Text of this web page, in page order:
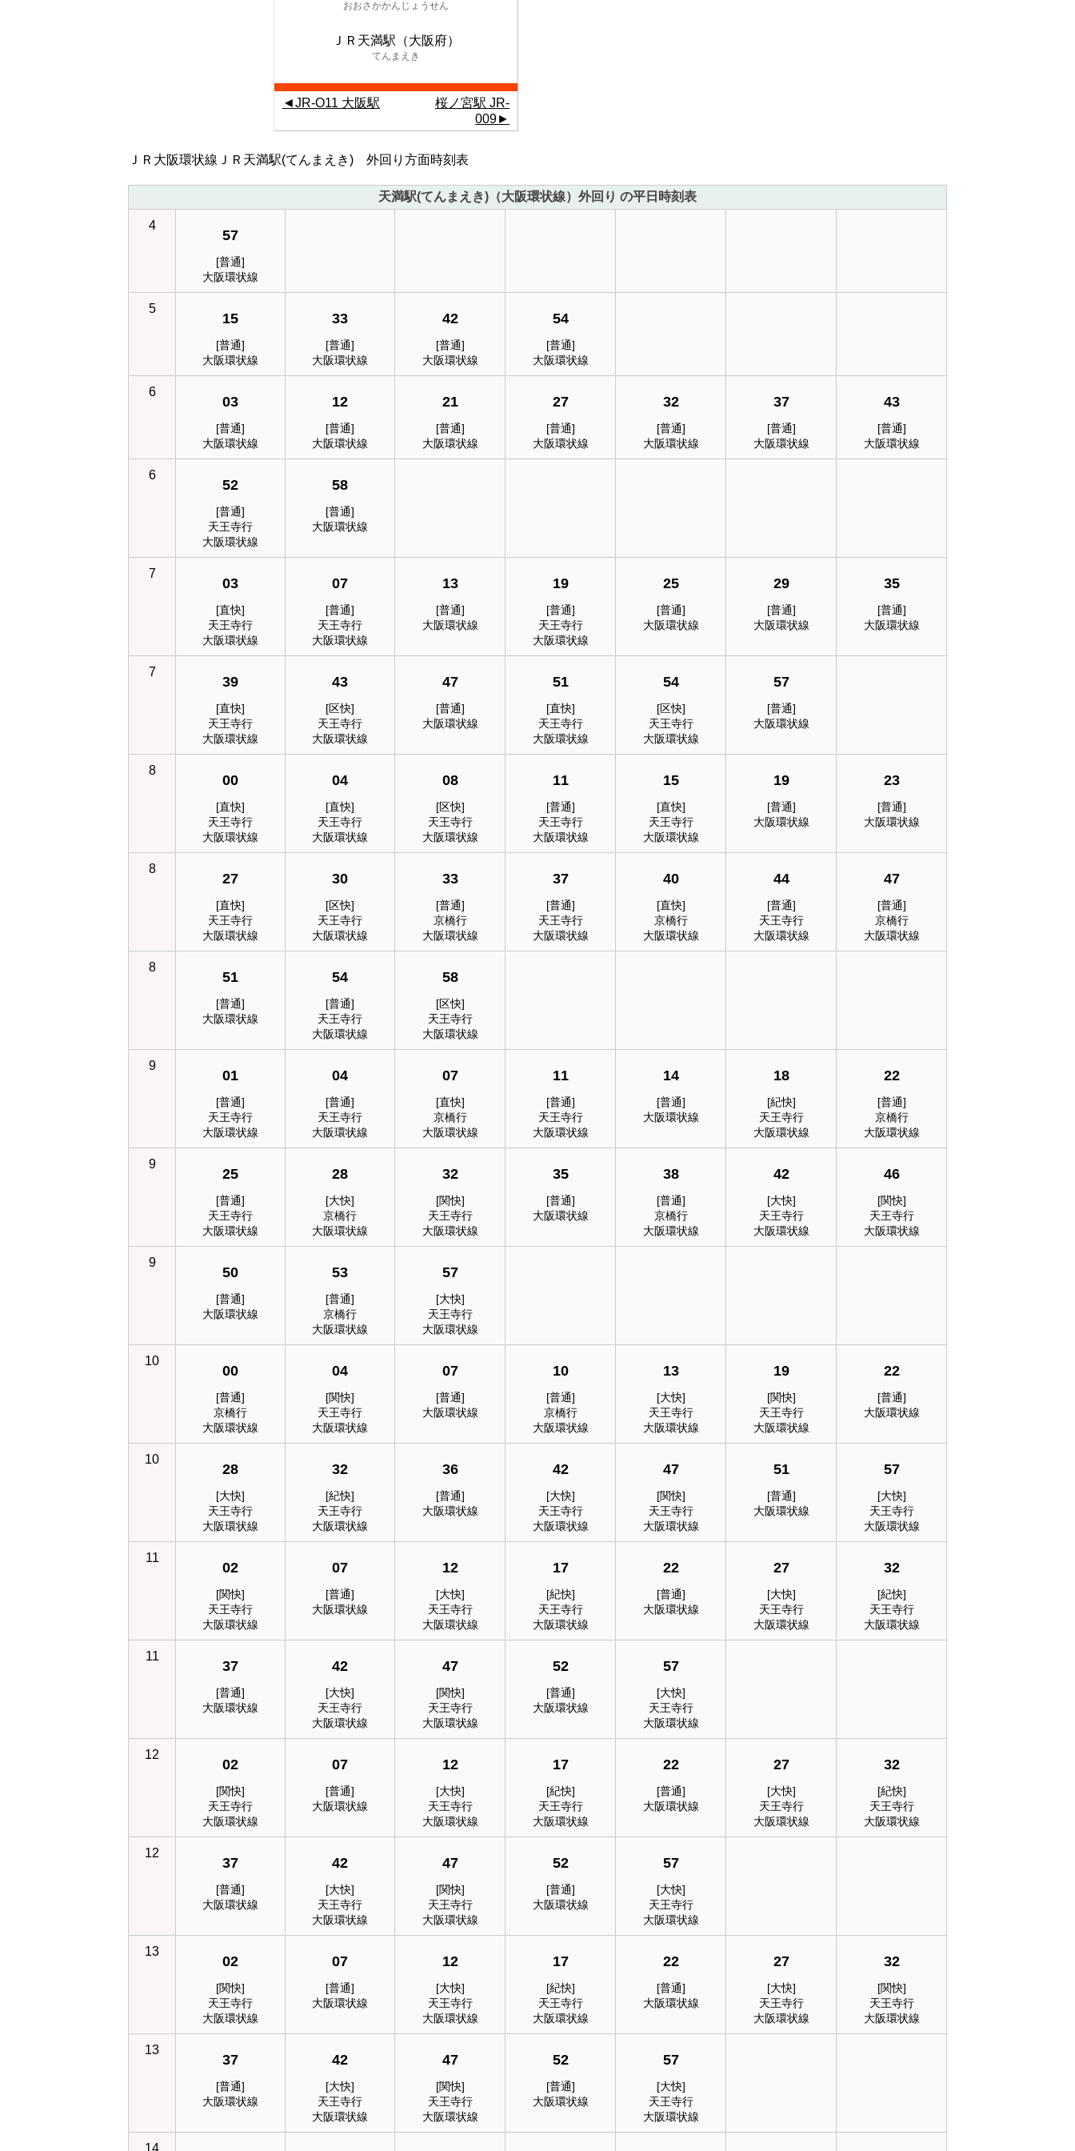
おおさかかんじょうせん
ＪＲ天満駅（大阪府）
てんまえき
◄JR-O11 大阪駅
桜ノ宮駅 JR-
009►
ＪＲ大阪環状線ＪＲ天満駅(てんまえき) 外回り方面時刻表
天満駅(てんまえき)（大阪環状線）外回り の平日時刻表
4
57
[普通]
大阪環状線
5
15
[普通]
大阪環状線
33
[普通]
大阪環状線
42
[普通]
大阪環状線
54
[普通]
大阪環状線
6
03
[普通]
大阪環状線
12
[普通]
大阪環状線
21
[普通]
大阪環状線
27
[普通]
大阪環状線
32
[普通]
大阪環状線
37
[普通]
大阪環状線
43
[普通]
大阪環状線
6
52
[普通]
天王寺行
大阪環状線
58
[普通]
大阪環状線
7
03
[直快]
天王寺行
大阪環状線
07
[普通]
天王寺行
大阪環状線
13
[普通]
大阪環状線
19
[普通]
天王寺行
大阪環状線
25
[普通]
大阪環状線
29
[普通]
大阪環状線
35
[普通]
大阪環状線
7
39
[直快]
天王寺行
大阪環状線
43
[区快]
天王寺行
大阪環状線
47
[普通]
大阪環状線
51
[直快]
天王寺行
大阪環状線
54
[区快]
天王寺行
大阪環状線
57
[普通]
大阪環状線
8
00
[直快]
天王寺行
大阪環状線
04
[直快]
天王寺行
大阪環状線
08
[区快]
天王寺行
大阪環状線
11
[普通]
天王寺行
大阪環状線
15
[直快]
天王寺行
大阪環状線
19
[普通]
大阪環状線
23
[普通]
大阪環状線
8
27
[直快]
天王寺行
大阪環状線
30
[区快]
天王寺行
大阪環状線
33
[普通]
京橋行
大阪環状線
37
[普通]
天王寺行
大阪環状線
40
[直快]
京橋行
大阪環状線
44
[普通]
天王寺行
大阪環状線
47
[普通]
京橋行
大阪環状線
8
51
[普通]
大阪環状線
54
[普通]
天王寺行
大阪環状線
58
[区快]
天王寺行
大阪環状線
9
01
[普通]
天王寺行
大阪環状線
04
[普通]
天王寺行
大阪環状線
07
[直快]
京橋行
大阪環状線
11
[普通]
天王寺行
大阪環状線
14
[普通]
大阪環状線
18
[紀快]
天王寺行
大阪環状線
22
[普通]
京橋行
大阪環状線
9
25
[普通]
天王寺行
大阪環状線
28
[大快]
京橋行
大阪環状線
32
[関快]
天王寺行
大阪環状線
35
[普通]
大阪環状線
38
[普通]
京橋行
大阪環状線
42
[大快]
天王寺行
大阪環状線
46
[関快]
天王寺行
大阪環状線
9
50
[普通]
大阪環状線
53
[普通]
京橋行
大阪環状線
57
[大快]
天王寺行
大阪環状線
10
00
[普通]
京橋行
大阪環状線
04
[関快]
天王寺行
大阪環状線
07
[普通]
大阪環状線
10
[普通]
京橋行
大阪環状線
13
[大快]
天王寺行
大阪環状線
19
[関快]
天王寺行
大阪環状線
22
[普通]
大阪環状線
10
28
[大快]
天王寺行
大阪環状線
32
[紀快]
天王寺行
大阪環状線
36
[普通]
大阪環状線
42
[大快]
天王寺行
大阪環状線
47
[関快]
天王寺行
大阪環状線
51
[普通]
大阪環状線
57
[大快]
天王寺行
大阪環状線
11
02
[関快]
天王寺行
大阪環状線
07
[普通]
大阪環状線
12
[大快]
天王寺行
大阪環状線
17
[紀快]
天王寺行
大阪環状線
22
[普通]
大阪環状線
27
[大快]
天王寺行
大阪環状線
32
[紀快]
天王寺行
大阪環状線
11
37
[普通]
大阪環状線
42
[大快]
天王寺行
大阪環状線
47
[関快]
天王寺行
大阪環状線
52
[普通]
大阪環状線
57
[大快]
天王寺行
大阪環状線
12
02
[関快]
天王寺行
大阪環状線
07
[普通]
大阪環状線
12
[大快]
天王寺行
大阪環状線
17
[紀快]
天王寺行
大阪環状線
22
[普通]
大阪環状線
27
[大快]
天王寺行
大阪環状線
32
[紀快]
天王寺行
大阪環状線
12
37
[普通]
大阪環状線
42
[大快]
天王寺行
大阪環状線
47
[関快]
天王寺行
大阪環状線
52
[普通]
大阪環状線
57
[大快]
天王寺行
大阪環状線
13
02
[関快]
天王寺行
大阪環状線
07
[普通]
大阪環状線
12
[大快]
天王寺行
大阪環状線
17
[紀快]
天王寺行
大阪環状線
22
[普通]
大阪環状線
27
[大快]
天王寺行
大阪環状線
32
[関快]
天王寺行
大阪環状線
13
37
[普通]
大阪環状線
42
[大快]
天王寺行
大阪環状線
47
[関快]
天王寺行
大阪環状線
52
[普通]
大阪環状線
57
[大快]
天王寺行
大阪環状線
14